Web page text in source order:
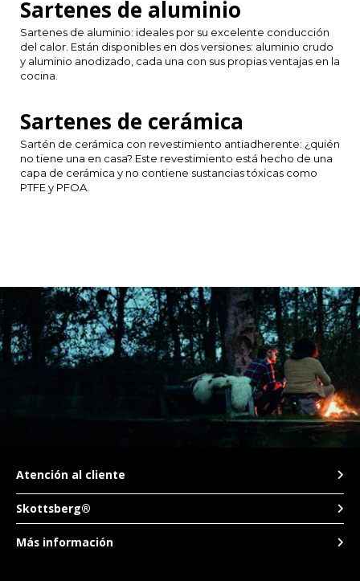
Sartenes de aluminio
Sartenes de aluminio: ideales por su excelente conducción
del calor. Están disponibles en dos versiones: aluminio crudo
y aluminio anodizado, cada una con sus propias ventajas en la
cocina.
Sartenes de cerámica
Sartén de cerámica con revestimiento antiadherente: ¿quién
no tiene una en casa? Este revestimiento está hecho de una
capa de cerámica y no contiene sustancias tóxicas como
PTFE y PFOA.
Skottsberg®
Atención al cliente
Más información